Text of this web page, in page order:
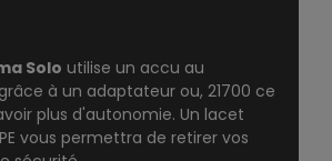
Solo utilise un accu au
grâce à un adaptateur ou, 21700 ce
plus d'autonomie. Un lacet
vous permettra de retirer vos